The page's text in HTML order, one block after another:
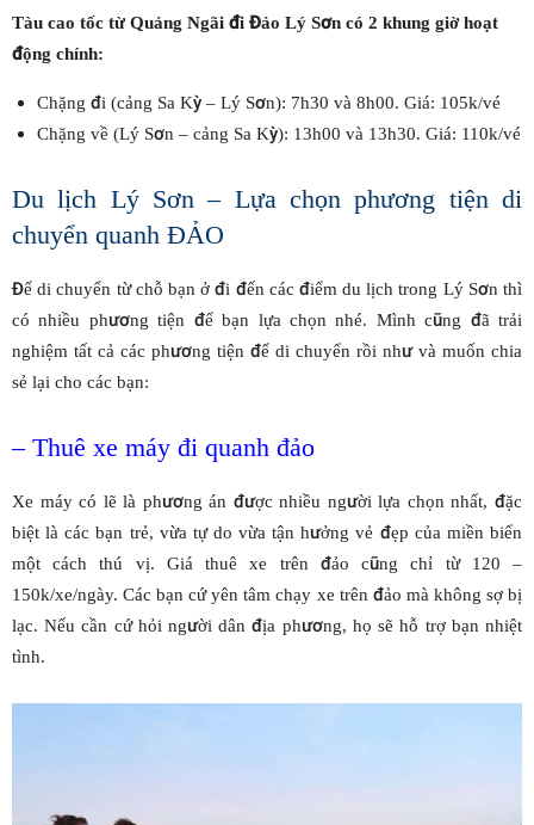
Tàu cao tốc từ Quảng Ngãi đi Đảo Lý Sơn có 2 khung giờ hoạt
động chính:
Chặng đi (cảng Sa Kỳ – Lý Sơn): 7h30 và 8h00. Giá: 105k/vé
Chặng về (Lý Sơn – cảng Sa Kỳ): 13h00 và 13h30. Giá: 110k/vé
Du lịch Lý Sơn – Lựa chọn phương tiện di
chuyển quanh ĐẢO
Để di chuyển từ chỗ bạn ở đi đến các điểm du lịch trong Lý Sơn thì
có nhiều phương tiện để bạn lựa chọn nhé. Mình cũng đã trải
nghiệm tất cả các phương tiện để di chuyển rồi như và muốn chia
sẻ lại cho các bạn:
– Thuê xe máy đi quanh đảo
Xe máy có lẽ là phương án được nhiều người lựa chọn nhất, đặc
biệt là các bạn trẻ, vừa tự do vừa tận hưởng vẻ đẹp của miền biển
một cách thú vị. Giá thuê xe trên đảo cũng chỉ từ 120 –
150k/xe/ngày. Các bạn cứ yên tâm chạy xe trên đảo mà không sợ bị
lạc. Nếu cần cứ hỏi người dân địa phương, họ sẽ hỗ trợ bạn nhiệt
tình.